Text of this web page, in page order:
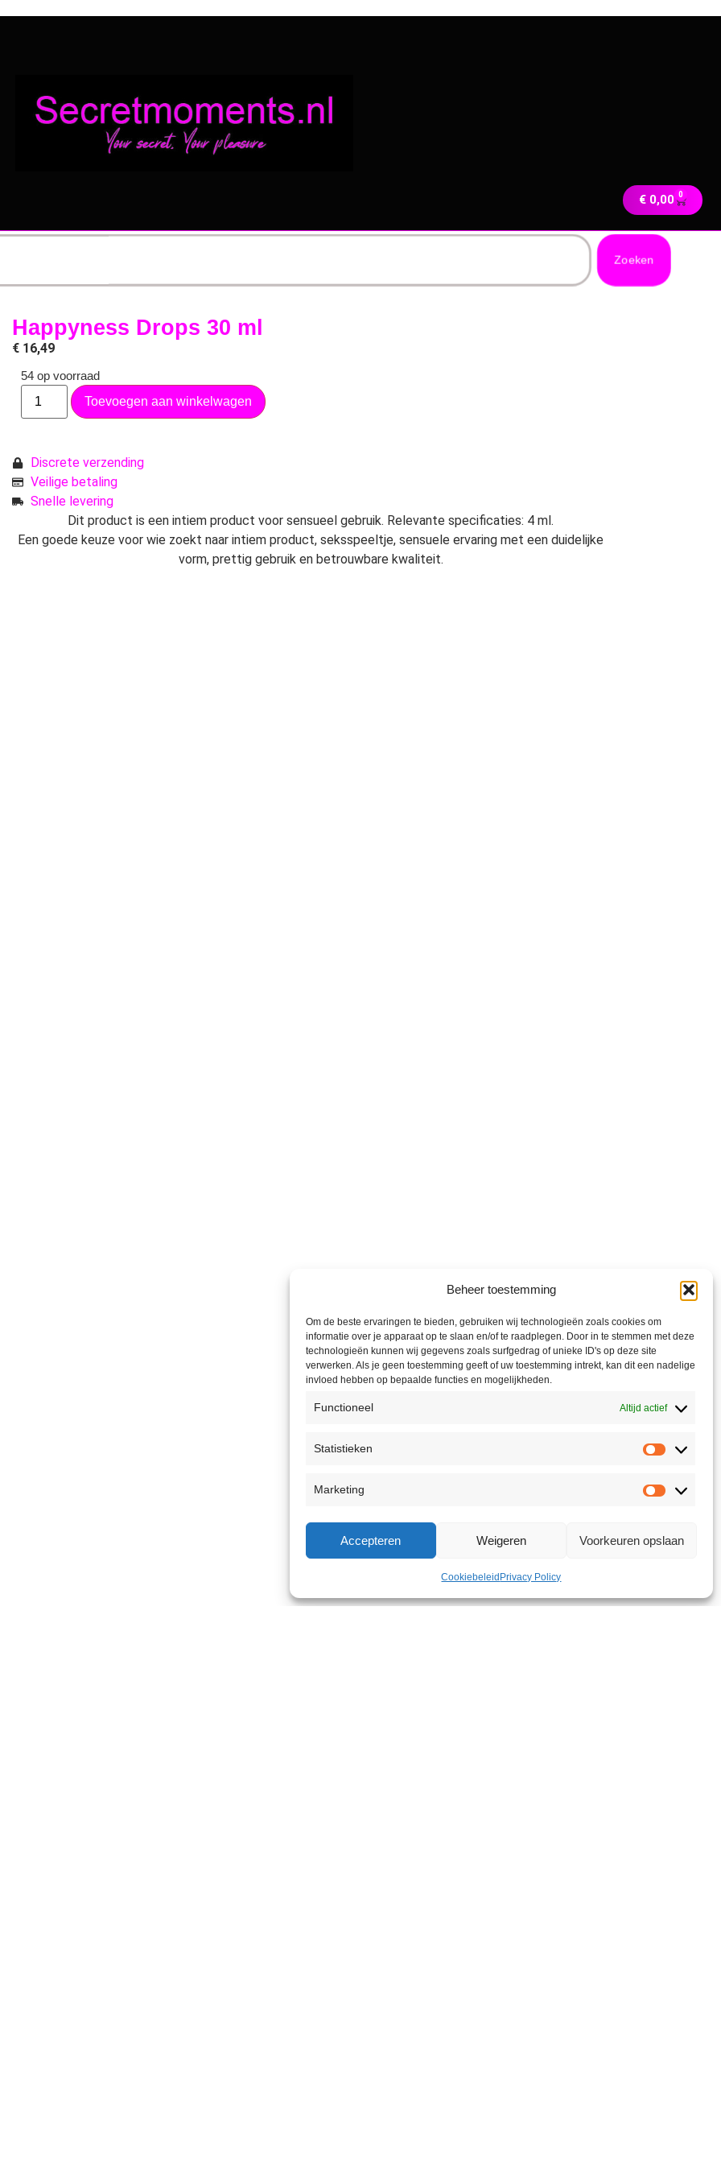
Beheer toestemming
Om de beste ervaringen te bieden, gebruiken wij technologieën zoals cookies om
informatie over je apparaat op te slaan en/of te raadplegen. Door in te stemmen met deze
technologieën kunnen wij gegevens zoals surfgedrag of unieke ID's op deze site
verwerken. Als je geen toestemming geeft of uw toestemming intrekt, kan dit een nadelige
invloed hebben op bepaalde functies en mogelijkheden.
Functioneel Altijd actief
Statistieken
Marketing
Accepteren Weigeren Voorkeuren opslaan
Cookiebeleid Privacy Policy
€0,00 0
Zoeken
Happyness Drops 30 ml
€ 16,49
54 op voorraad
Toevoegen aan winkelwagen
Discrete verzending
Veilige betaling
Snelle levering
Dit product is een intiem product voor sensueel gebruik. Relevante specificaties: 4 ml.
Een goede keuze voor wie zoekt naar intiem product, seksspeeltje, sensuele ervaring met een duidelijke
vorm, prettig gebruik en betrouwbare kwaliteit.